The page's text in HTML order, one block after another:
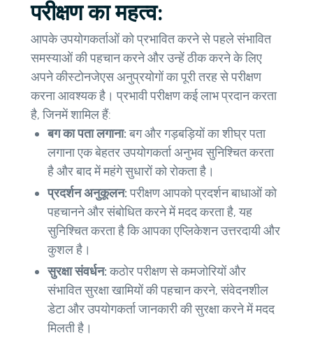
परीक्षण का महत्व:
आपके उपयोगकर्ताओं को प्रभावित करने से पहले संभावित
समस्याओं की पहचान करने और उन्हें ठीक करने के लिए
अपने कीस्टोनजेएस अनुप्रयोगों का पूरी तरह से परीक्षण
करना आवश्यक है। प्रभावी परीक्षण कई लाभ प्रदान करता
है, जिनमें शामिल हैं:
बग का पता लगाना:बग और गड़बड़ियों का शीघ्र पता
लगाना एक बेहतर उपयोगकर्ता अनुभव सुनिश्चित करता
है और बाद में महंगे सुधारों को रोकता है।
प्रदर्शन अनुकूलन:परीक्षण आपको प्रदर्शन बाधाओं को
पहचानने और संबोधित करने में मदद करता है, यह
सुनिश्चित करता है कि आपका एप्लिकेशन उत्तरदायी और
कुशल है।
सुरक्षा संवर्धन:कठोर परीक्षण से कमजोरियों और
संभावित सुरक्षा खामियों की पहचान करने, संवेदनशील
डेटा और उपयोगकर्ता जानकारी की सुरक्षा करने में मदद
मिलती है।